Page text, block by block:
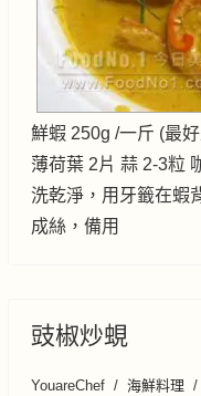
鮮蝦 250g /一斤 (最
薄荷葉 2片 蒜 2-3粒
洗乾淨，用牙籤在蝦
成絲，備用
豉椒炒蜆
YouareChef 海鮮料理